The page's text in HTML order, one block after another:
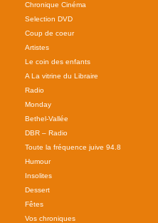
Chronique Cinéma
Selection DVD
Coup de coeur
Artistes
Le coin des enfants
A La vitrine du Libraire
Radio
Monday
Bethel-Vallée
DBR – Radio
Toute la fréquence juive 94.8
Humour
Insolites
Dessert
Fêtes
Vos chroniques